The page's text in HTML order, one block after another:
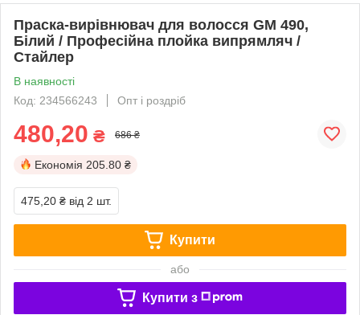
Праска-вирівнювач для волосся GM 490,
Білий / Професійна плойка випрямляч /
Стайлер
В наявності
Код: 234566243
Опт і роздріб
480,20 ₴ 686 ₴
Економія 205.80 ₴
475,20 ₴ від 2 шт.
Купити
або
Купити з